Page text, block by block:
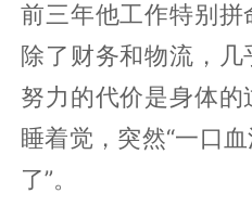
前三年他工作特别拼
除了财务和物流，几
努力的代价是身体
睡着觉，突然“一口
了”。